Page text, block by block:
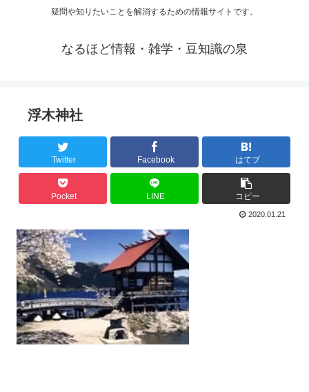
疑問や知りたいことを解消するための情報サイトです。
なるほど情報・雑学・豆知識の泉
浮木神社
Twitter Facebook はてブ
Pocket LINE コピー
2020.01.21